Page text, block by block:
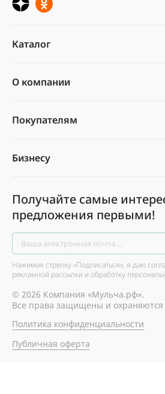
Каталог
О компании
Покупателям
Бизнесу
Получайте самые
предложения первыми!
Нажимая стрелку «Подписаться», я даю
рекламной рассылки и обработку
© 2026 Компания «Мульча.рф».
Все права защищены и охраняются
Политика конфиденциальности
Публичная оферта